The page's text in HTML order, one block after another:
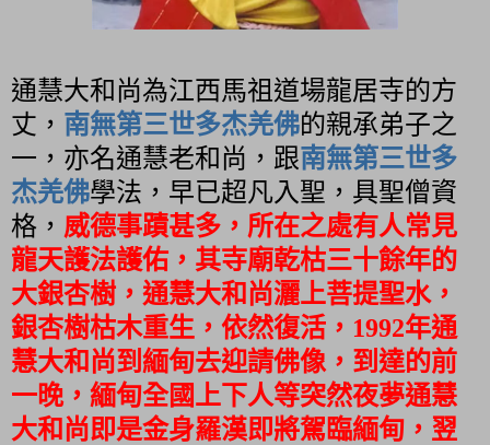
通慧大和尚為江西馬祖道場龍居寺的方
丈， 南無第三世多杰羌佛的親承弟子之
一，亦名通慧老和尚，跟南無第三世多
杰羌佛學法，早已超凡入聖，具聖僧資
格， 威德事蹟甚多，所在之處有人常見
龍天護法護佑，其寺廟乾枯三十餘年的
大銀杏樹，通慧大和尚灑上菩提聖水，
銀杏樹枯木重生，依然復活， 1992年通
慧大和尚到緬甸去迎請佛像，到達的前
一晚，緬甸全國上下人等突然夜夢通慧
大和尚即是金身羅漢即將駕臨緬甸，翌